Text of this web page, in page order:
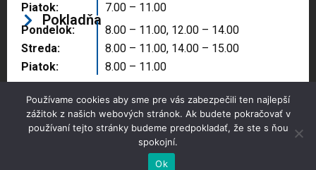
Piatok:
7.00 – 11.00
Pokladňa
Pondelok:
Streda:
Piatok:
8.00 – 11.00, 12.00 – 14.00
8.00 – 11.00, 14.00 – 15.00
8.00 – 11.00
Copyright © 2025 Správa majetku mesta, n.o.,
Partizánske
Používame cookies aby sme pre vás zabezpečili ten najlepší
zážitok z našich webových stránok. Ak budete pokračovať v
používaní tejto stránky budeme predpokladať, že ste s ňou
spokojní.
Ok